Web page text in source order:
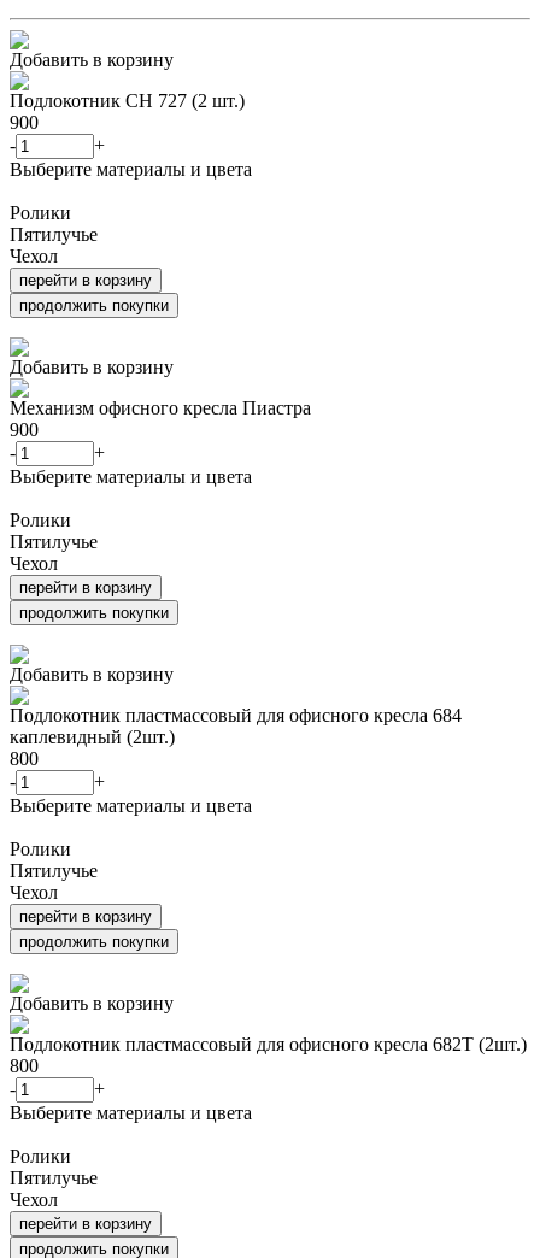
Добавить в корзину
Подлокотник CH 727 (2 шт.)
900
-
+
Выберите материалы и цвета
Ролики
Пятилучье
Чехол
перейти в корзину
продолжить покупки
Добавить в корзину
Механизм офисного кресла Пиастра
900
-
+
Выберите материалы и цвета
Ролики
Пятилучье
Чехол
перейти в корзину
продолжить покупки
Добавить в корзину
Подлокотник пластмассовый для офисного кресла 684
каплевидный (2шт.)
800
-
+
Выберите материалы и цвета
Ролики
Пятилучье
Чехол
перейти в корзину
продолжить покупки
Добавить в корзину
Подлокотник пластмассовый для офисного кресла 682Т (2шт.)
800
-
+
Выберите материалы и цвета
Ролики
Пятилучье
Чехол
перейти в корзину
продолжить покупки